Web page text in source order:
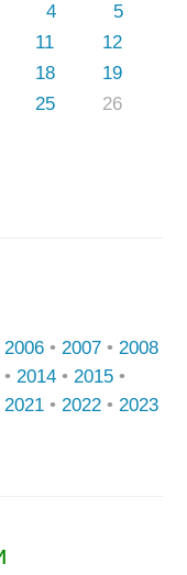
4
5
11
12
18
19
25
26
2006 • 2007 • 2008
• 2014 • 2015 •
2021 • 2022 • 2023